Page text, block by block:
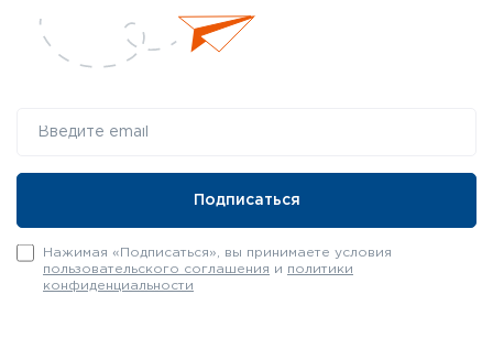
Нажимая «Подписаться», вы принимаете условия
пользовательского соглашения и политики
конфиденциальности